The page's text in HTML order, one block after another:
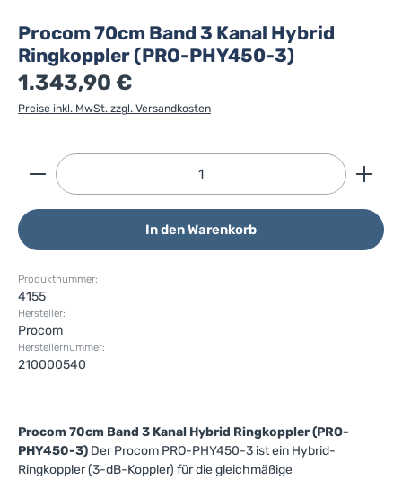
Procom 70cm Band 3 Kanal Hybrid
Ringkoppler (PRO-PHY450-3)
1.343,90 €
Preise inkl. MwSt. zzgl. Versandkosten
Produkt Anzahl: Gib den gewünschten Wert ein
In den Warenkorb
Produktnummer:
4155
Hersteller:
Procom
Herstellernummer:
210000540
Procom 70cm Band 3 Kanal Hybrid Ringkoppler (PRO-
PHY450-3) Der Procom PRO-PHY450-3 ist ein Hybrid-
Ringkoppler (3-dB-Koppler) für die gleichmäßige